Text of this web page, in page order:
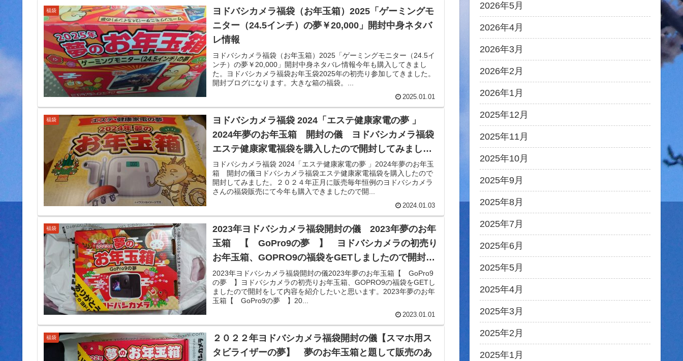
福袋
ヨドバシカメラ福袋（お年玉箱）2025「ゲーミングモ
ニター（24.5インチ）の夢￥20,000」開封中身ネタバ
レ情報
ヨドバシカメラ福袋（お年玉箱）2025「ゲーミングモニター（24.5イ
ンチ）の夢￥20,000」開封中身ネタバレ情報今年も購入してきまし
た。ヨドバシカメラ福袋お年玉袋2025年の初売り参加してきました。
開封ブログになります。大きな箱の福袋。...
2025.01.01
福袋
ヨドバシカメラ福袋 2024「エステ健康家電の夢 」
2024年夢のお年玉箱 開封の儀 ヨドバシカメラ福袋
エステ健康家電福袋を購入したので開封してみまし
た。
ヨドバシカメラ福袋 2024「エステ健康家電の夢 」2024年夢のお年玉
箱 開封の儀ヨドバシカメラ福袋エステ健康家電福袋を購入したので
開封してみました。２０２４年正月に販売毎年恒例のヨドバシカメラ
さんの福袋販売にて今年も購入できましたので開...
2024.01.03
福袋
2023年ヨドバシカメラ福袋開封の儀 2023年夢のお年
玉箱 【 GoPro9の夢 】 ヨドバシカメラの初売り
お年玉箱、GOPRO9の福袋をGETしましたので開封を
して内容を紹介したいと思います。
2023年ヨドバシカメラ福袋開封の儀2023年夢のお年玉箱【 GoPro9
の夢 】ヨドバシカメラの初売りお年玉箱、GOPRO9の福袋をGETし
ましたので開封をして内容を紹介したいと思います。2023年夢のお年
玉箱【 GoPro9の夢 】20...
2023.01.01
福袋
２０２２年ヨドバシカメラ福袋開封の儀【スマホ用ス
タビライザーの夢】 夢のお年玉箱と題して販売のあ
2026年5月
2026年4月
2026年3月
2026年2月
2026年1月
2025年12月
2025年11月
2025年10月
2025年9月
2025年8月
2025年7月
2025年6月
2025年5月
2025年4月
2025年3月
2025年2月
2025年1月